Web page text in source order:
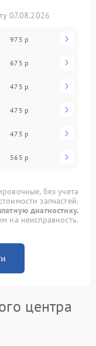
07.08.2026
975 р
675 р
475 р
475 р
475 р
565 р
без учета
запчастей.
диагностику.
на неисправность.
центра